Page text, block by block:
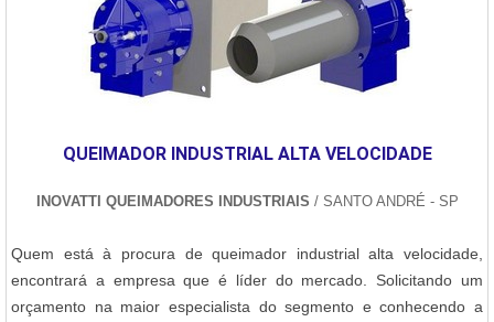
QUEIMADOR INDUSTRIAL ALTA VELOCIDADE
INOVATTI QUEIMADORES INDUSTRIAIS / SANTO ANDRÉ - SP
Quem está à procura de queimador industrial alta velocidade,
encontrará a empresa que é líder do mercado. Solicitando um
orçamento na maior especialista do segmento e conhecendo a